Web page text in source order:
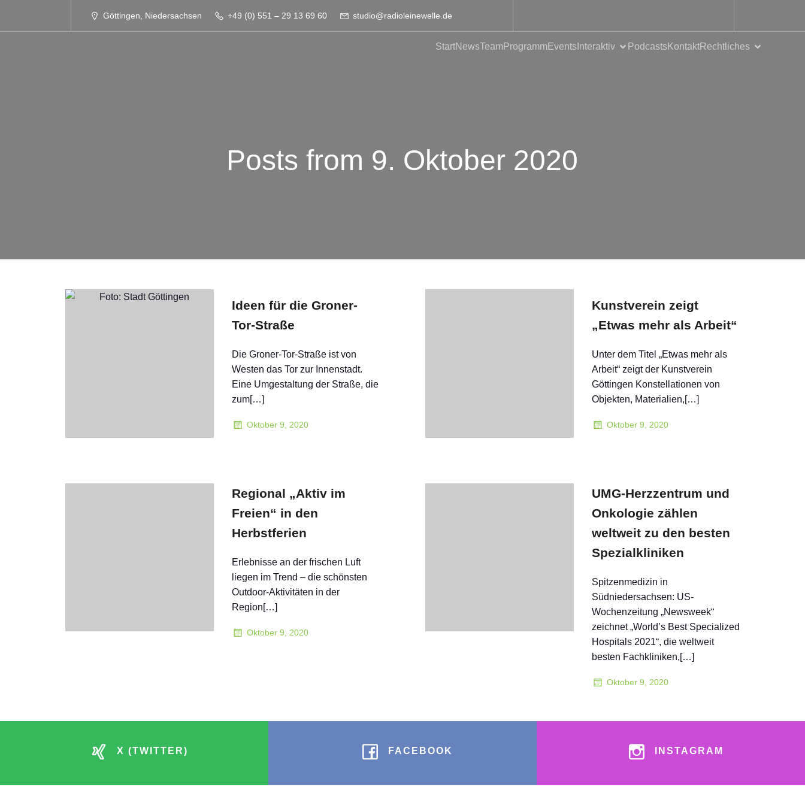
Göttingen, Niedersachsen +49 (0) 551 – 29 13 69 60 studio@radioleinewelle.de
StartNewsTeam Programm Events Interaktiv PodcastsKontaktRechtliches
Posts from 9. Oktober 2020
Ideen für die Groner-
Tor-Straße
Die Groner-Tor-Straße ist von
Westen das Tor zur Innenstadt.
Eine Umgestaltung der Straße, die
zum[…]
Oktober 9, 2020
Kunstverein zeigt
„Etwas mehr als Arbeit“
Unter dem Titel „Etwas mehr als
Arbeit“ zeigt der Kunstverein
Göttingen Konstellationen von
Objekten, Materialien,[…]
Oktober 9, 2020
Regional „Aktiv im
Freien“ in den
Herbstferien
Erlebnisse an der frischen Luft
liegen im Trend – die schönsten
Outdoor-Aktivitäten in der
Region[…]
Oktober 9, 2020
UMG-Herzzentrum und
Onkologie zählen
weltweit zu den besten
Spezialkliniken
Spitzenmedizin in
Südniedersachsen: US-
Wochenzeitung „Newsweek“
zeichnet „World’s Best Specialized
Hospitals 2021“, die weltweit
besten Fachkliniken,[…]
Oktober 9, 2020
X (TWITTER) FACEBOOK INSTAGRAM